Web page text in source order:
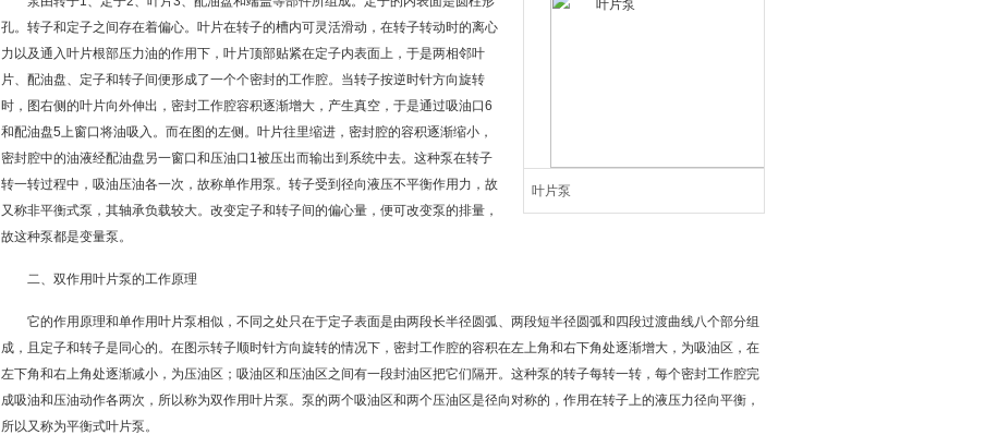
叶片泵
孔。转子和定子之间存在着偏心。叶片在转子的槽内可灵活滑动，在转子转动时的离心
力以及通入叶片根部压力油的作用下，叶片顶部贴紧在定子内表面上，于是两相邻叶
片、配油盘、定子和转子间便形成了一个个密封的工作腔。当转子按逆时针方向旋转
时，图右侧的叶片向外伸出，密封工作腔容积逐渐增大，产生真空，于是通过吸油口6
和配油盘5上窗口将油吸入。而在图的左侧。叶片往里缩进，密封腔的容积逐渐缩小，
密封腔中的油液经配油盘另一窗口和压油口1被压出而输出到系统中去。这种泵在转子
转一转过程中，吸油压油各一次，故称单作用泵。转子受到径向液压不平衡作用力，故
又称非平衡式泵，其轴承负载较大。改变定子和转子间的偏心量，便可改变泵的排量，
故这种泵都是变量泵。
二、双作用叶片泵的工作原理
它的作用原理和单作用叶片泵相似，不同之处只在于定子表面是由两段长半径圆弧、两段短半径圆弧和四段过渡曲线八个部分组
成，且定子和转子是同心的。在图示转子顺时针方向旋转的情况下，密封工作腔的容积在左上角和右下角处逐渐增大，为吸油区，在
左下角和右上角处逐渐减小，为压油区；吸油区和压油区之间有一段封油区把它们隔开。这种泵的转子每转一转，每个密封工作腔完
成吸油和压油动作各两次，所以称为双作用叶片泵。泵的两个吸油区和两个压油区是径向对称的，作用在转子上的液压力径向平衡，
所以又称为平衡式叶片泵。